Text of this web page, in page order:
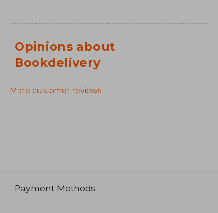
Opinions about
Bookdelivery
More customer reviews
Payment Methods